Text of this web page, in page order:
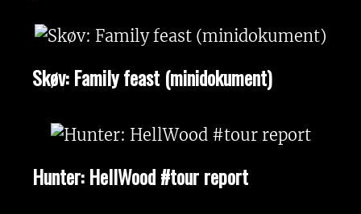
Skøv: Family feast (minidokument)
Hunter: HellWood #tour report